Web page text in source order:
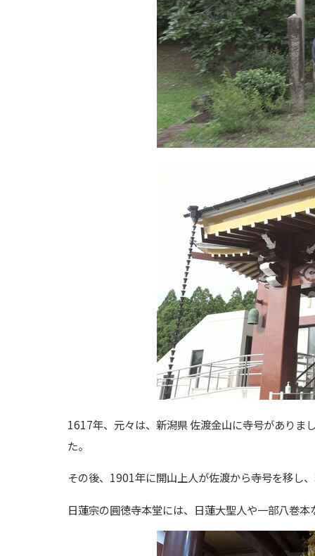
1617年、元々は、新潟県 佐渡金山に寺号がありま
た。
その後、1901年に開山上人が佐渡から寺号を移し
日蓮宗の圓徳寺本堂には、日蓮大聖人や一部八巻